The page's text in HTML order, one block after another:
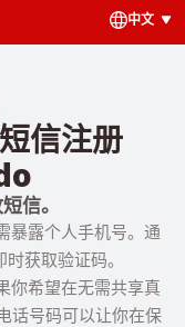
中文
信注册
信。
暴露个人手机号。通
获取验证码。
你希望在无需共享真
话号码可以让你在保